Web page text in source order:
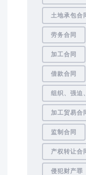
土地承包合
劳务合同
加工合同
借款合同
组织、强迫
加工贸易合
监制合同
产权转让合
侵犯财产罪